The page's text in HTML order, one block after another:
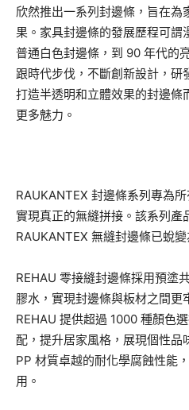
欣然推出一系列封邊條，旨在為
果。家具封邊條的發展歷程可
普通白色封邊條，到 90 年代的
跟時代步伐，不斷創新設計，
打造半透明和立體效果的封邊條
更多魅力。
RAUKANTEX 封邊條系列專為
實現真正的無縫拼接。該系列產
RAUKANTEX 無縫封邊條已蛻
REHAU 零接縫封邊條採用預塗
膠水，實現封邊條與板材之間更
REHAU 提供超過 1000 種顏色
配，提升居家風格，展現個性品
PP 材質卓越的耐化學腐蝕性能
用。